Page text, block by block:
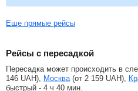
Еще прямые рейсы
Рейсы с пересадкой
Пересадка может происходить в
146 UAH), Москва (от 2 159 UAH),
быстрый - 4 ч 40 мин.